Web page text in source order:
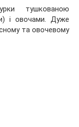
тушкованою
і овочами. Дуже
та овочевому